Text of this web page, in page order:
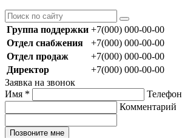
Группа поддержки +7(000) 000-00-00
Отдел снабжения
+7(000) 000-00-00
Отдел продаж
+7(000) 000-00-00
Директор
+7(000) 000-00-00
Заявка на звонок
Имя *
Телефон
Комментарий
Позвоните мне